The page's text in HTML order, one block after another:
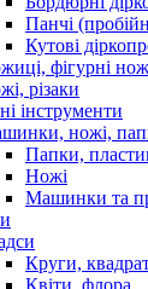
Панчі
Кутові
фігурні
різаки
інструменти
ножі,
Папки,
Ножі
Машинки та
Круги,
Квіти, флора